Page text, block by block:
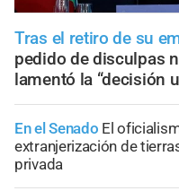
Tras el retiro de su
pedido de disculpas
lamentó la “decisión
En el Senado El
extranjerización de
privada